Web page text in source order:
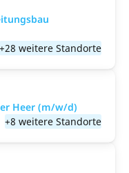
+28 weitere Standorte
Heer (m/w/d)
+8 weitere Standorte